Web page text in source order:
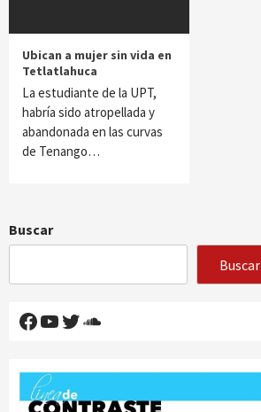
Ubican a mujer sin vida en
Tetlatlahuca
La estudiante de la UPT,
habría sido atropellada y
abandonada en las curvas
de Tenango…
Buscar
Buscar
Facebook
YouTube
Twitter
SoundCloud